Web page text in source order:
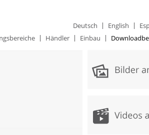
Deutsch English
Händler Einbau